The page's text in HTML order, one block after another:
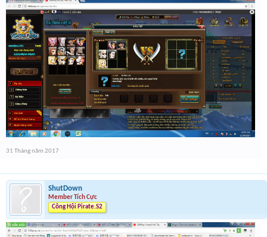
31 Tháng năm 2017
ShutDown
Member Tích Cực
Công Hội Pirate.S2